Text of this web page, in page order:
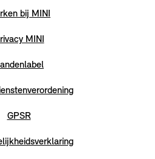
bij MINI
MINI
GPSR